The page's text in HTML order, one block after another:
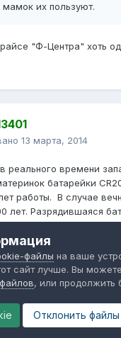
мамок их пользуют.
"Ф-Центра" хоть
13 марта, 2014
реального времени
батарейки
работы. В случае
лет. Разрядившаяся
смене процессора -
требование зайти в
в Форум3, только из
из оперативки и
файлы на ваше
сайт лучше. Вы можете
, или продолжить
Отклонить